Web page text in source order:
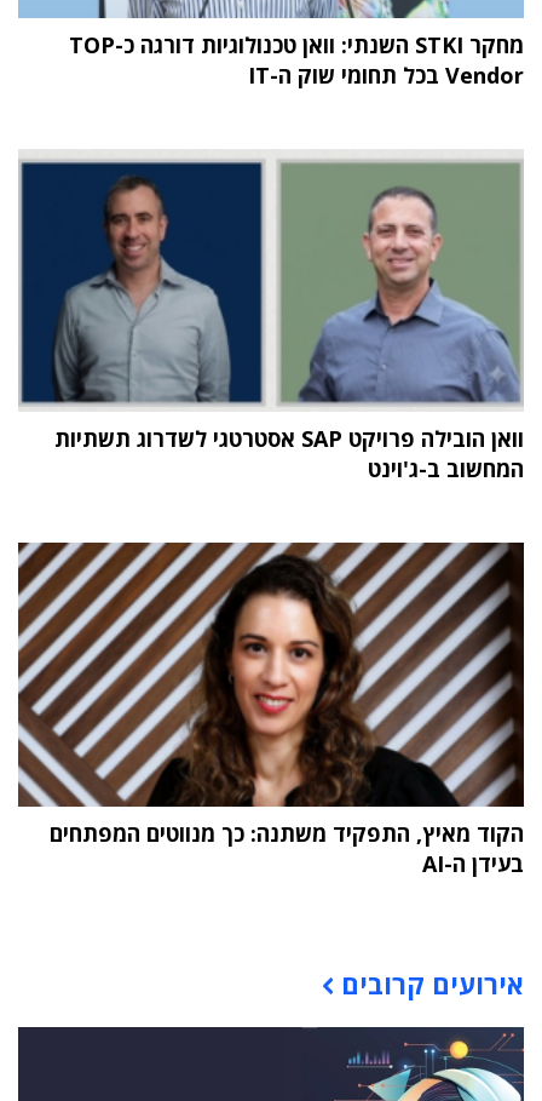
מחקר STKI השנתי: וואן טכנולוגיות דורגה כ-TOP
Vendor בכל תחומי שוק ה-IT
וואן הובילה פרויקט SAP אסטרטגי לשדרוג תשתיות
המחשוב ב-ג'וינט
הקוד מאיץ, התפקיד משתנה: כך מנווטים המפתחים
בעידן ה-AI
אירועים קרובים